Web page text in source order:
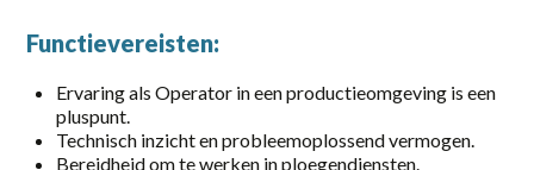
Functievereisten:
Ervaring als Operator in een productieomgeving is een
pluspunt.
Technisch inzicht en probleemoplossend vermogen.
Bereidheid om te werken in ploegendiensten.
Amersfoort